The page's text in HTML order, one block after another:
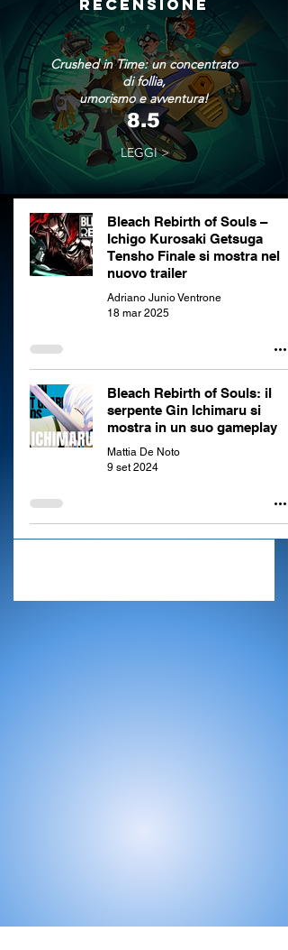
RECENSIONE
Crushed in Time: un concentrato
di follia,
umorismo e avventura!
8.5
LEGGI >
Bleach Rebirth of Souls –
Ichigo Kurosaki Getsuga
Tensho Finale si mostra nel
nuovo trailer
Adriano Junio Ventrone
18 mar 2025
Bleach Rebirth of Souls: il
serpente Gin Ichimaru si
mostra in un suo gameplay
Mattia De Noto
9 set 2024